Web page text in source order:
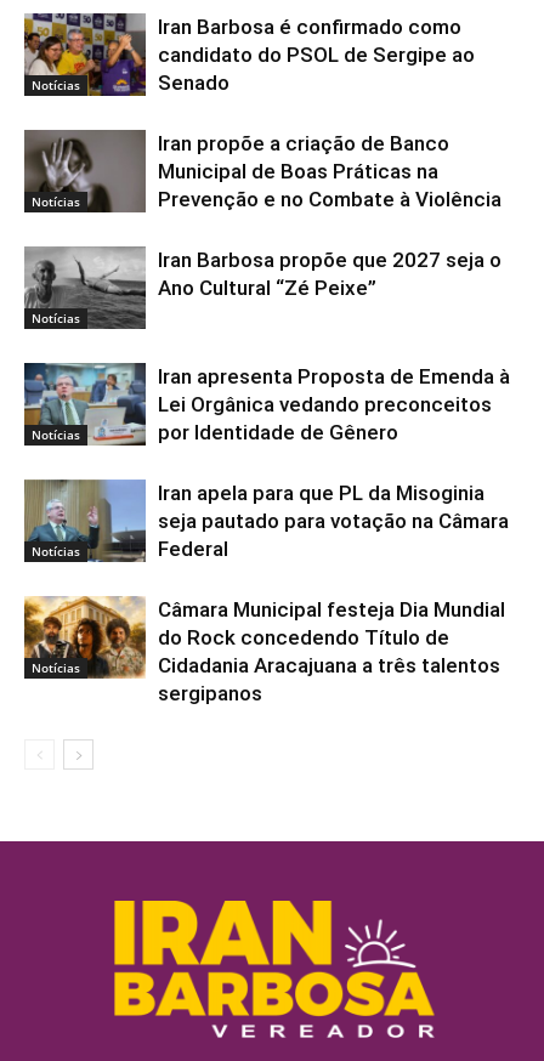
Notícias
Iran Barbosa é confirmado como
candidato do PSOL de Sergipe ao
Senado
Notícias
Iran propõe a criação de Banco
Municipal de Boas Práticas na
Prevenção e no Combate à Violência
Notícias
Iran Barbosa propõe que 2027 seja o
Ano Cultural “Zé Peixe”
Notícias
Iran apresenta Proposta de Emenda à
Lei Orgânica vedando preconceitos
por Identidade de Gênero
Notícias
Iran apela para que PL da Misoginia
seja pautado para votação na Câmara
Federal
Notícias
Câmara Municipal festeja Dia Mundial
do Rock concedendo Título de
Cidadania Aracajuana a três talentos
sergipanos